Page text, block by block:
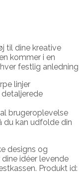
til dine kreative
kommer i en
festlig anledning
linjer
brugeroplevelse
du kan udfolde din
designs og
idéer levende
Produkt id: